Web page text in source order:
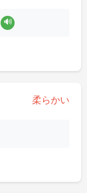
🔊
柔らかい